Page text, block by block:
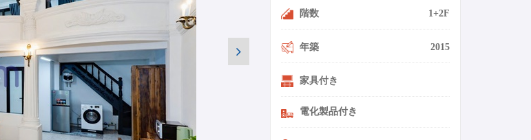
階数 1+2F
年築 2015
家具付き
電化製品付き